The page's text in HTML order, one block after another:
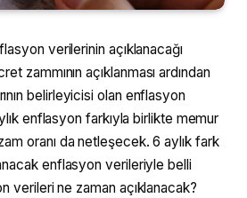
verilerinin açıklanacağı
zammının açıklanması ardından
belirleyicisi olan enflasyon
enflasyon farkıyla birlikte memur
oranı da netleşecek. 6 aylık fark
enflasyon verileriyle belli
verileri ne zaman açıklanacak?